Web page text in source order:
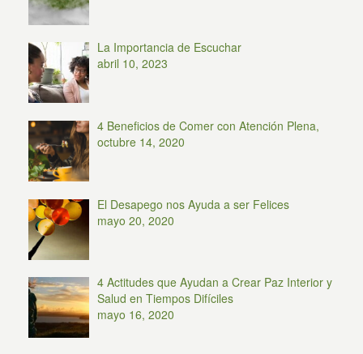
La Importancia de Escuchar
abril 10, 2023
4 Beneficios de Comer con Atención Plena,
octubre 14, 2020
El Desapego nos Ayuda a ser Felices
mayo 20, 2020
4 Actitudes que Ayudan a Crear Paz Interior y
Salud en Tiempos Difíciles
mayo 16, 2020